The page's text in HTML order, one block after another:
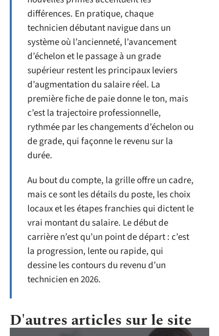
différences. En pratique, chaque
technicien débutant navigue dans un
système où l’ancienneté, l’avancement
d’échelon et le passage à un grade
supérieur restent les principaux leviers
d’augmentation du salaire réel. La
première fiche de paie donne le ton, mais
c’est la trajectoire professionnelle,
rythmée par les changements d’échelon ou
de grade, qui façonne le revenu sur la
durée.
Au bout du compte, la grille offre un cadre,
mais ce sont les détails du poste, les choix
locaux et les étapes franchies qui dictent le
vrai montant du salaire. Le début de
carrière n’est qu’un point de départ : c’est
la progression, lente ou rapide, qui
dessine les contours du revenu d’un
technicien en 2026.
D'autres articles sur le site